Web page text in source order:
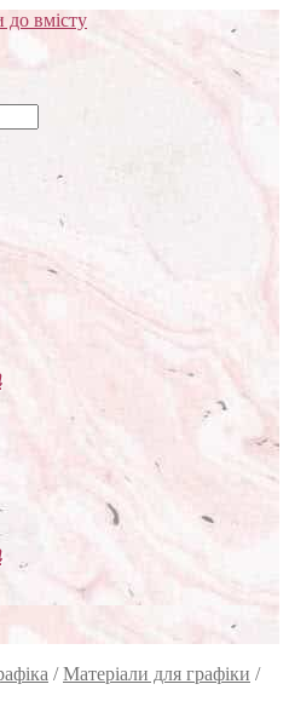
до вмісту
/Матеріали для графіки /